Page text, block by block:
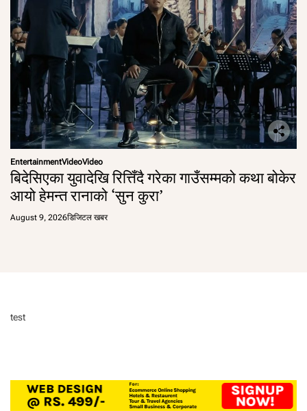
EntertainmentVideoVideo
बिदेसिएका युवादेखि रित्तिँदै गरेका गाउँसम्मको कथा बोकेर
आयो हेमन्त रानाको ‘सुन कुरा’
August 9, 2026डिजिटल खबर
test